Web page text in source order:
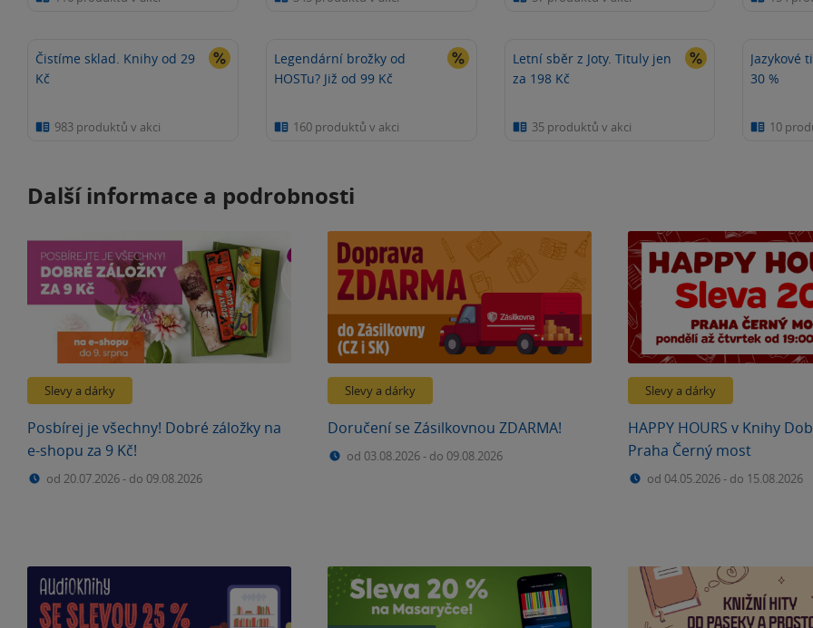
Čistíme sklad. Knihy od 29
Kč
983 produktů v akci
Legendární brožky od
HOSTu? Již od 99 Kč
160 produktů v akci
Letní sběr z Joty. Tituly jen
za 198 Kč
35 produktů v akci
Jazykové
30 %
10
Další informace a podrobnosti
Slevy a dárky
Posbírej je všechny! Dobré záložky na
e-shopu za 9 Kč!
od 20.07.2026- do 09.08.2026
Slevy a dárky
Doručení se Zásilkovnou ZDARMA!
od 03.08.2026- do 09.08.2026
Slevy a dárky
HAPPY HOURS v Knihy
Praha Černý most
od 04.05.2026- do 15.08.2026